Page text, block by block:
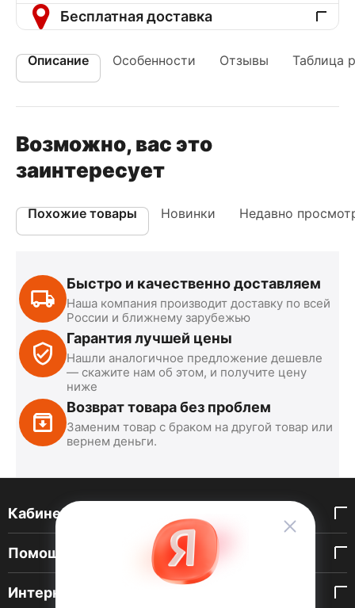
Бесплатная доставка
Описание Особенности Отзывы Таблица
Возможно, вас это
заинтересует
Похожие товары Новинки Недавно
Быстро и качественно доставляем
Наша компания производит доставку по всей
России и ближнему зарубежью
Гарантия лучшей цены
Нашли аналогичное предложение дешевле
— скажите нам об этом, и получите цену
ниже
Возврат товара без проблем
Заменим товар с браком на другой товар или
вернем деньги.
Кабинет покупателя
Помощь покупателю
Интернет-магазин